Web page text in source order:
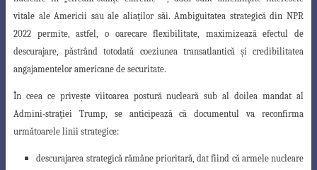
vitale ale Americii sau ale aliaţilor săi.Ambiguitatea strategică din NPR
2022 permite, astfel, o oarecare flexibilitate, maximizează efectul de
descurajare, păstrând totodată coeziunea transatlantică şi credibilitatea
angajamentelor americane de securitate.
În ceea ce priveşte viitoarea postură nucleară sub al doilea mandat al
Admini-straţiei Trump, se anticipează că documentul va reconfirma
următoarele linii strategice:
descurajarea strategică rămâne prioritară, dat fiind că armele nucleare